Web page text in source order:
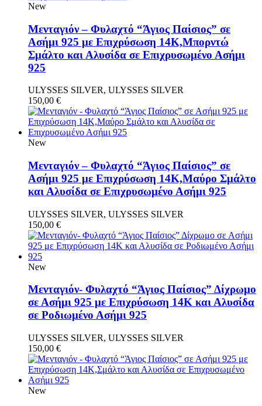
New
Μενταγιόν – Φυλαχτό “Άγιος Παίσιος” σε
Ασήμι 925 με Επιχρύσωση 14Κ,Μπορντώ
Σμάλτο και Αλυσίδα σε Επιχρυσωμένο Ασήμι
925
ULYSSES SILVER, ULYSSES SILVER
150,00 €
New
Μενταγιόν – Φυλαχτό “Άγιος Παίσιος” σε
Ασήμι 925 με Επιχρύσωση 14Κ,Μαύρο Σμάλτο
και Αλυσίδα σε Επιχρυσωμένο Ασήμι 925
ULYSSES SILVER, ULYSSES SILVER
150,00 €
New
Μενταγιόν- Φυλαχτό “Άγιος Παίσιος” Δίχρωμο
σε Ασήμι 925 με Επιχρύσωση 14Κ και Αλυσίδα
σε Ροδιωμένο Ασήμι 925
ULYSSES SILVER, ULYSSES SILVER
150,00 €
New